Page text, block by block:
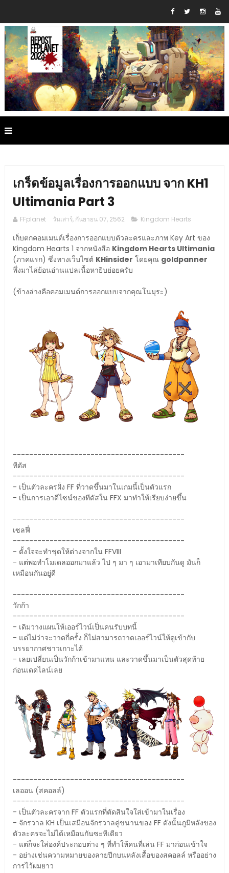
เกร็ดข้อมูลเรื่องการออกแบบ จาก KH1
Ultimania Part 3
FFplanet วันเสาร์, กันยายน 07, 2562 Kingdom Hearts
เก็บตกคอมเมนต์เรื่องการออกแบบตัวละครและภาพ Key Art ของ
Kingdom Hearts 1 จากหนังสือ Kingdom Hearts Ultimania
(ภาคแรก) ซึ่งทางเว็บไซต์ KHinsider โดยคุณ goldpanner
พึ่งมาไล่ย้อนอ่านแปลเนื้อหายิบย่อยครับ
(ข้างล่างคือคอมเมนต์การออกแบบจากคุณโนมุระ)
------------------------------------------
ทีดัส
------------------------------------------
- เป็นตัวละครฝั่ง FF ที่วาดขึ้นมาในเกมนี้เป็นตัวแรก
- เป็นการเอาดีไซน์ของทีดัสใน FFX มาทำให้เรียบง่ายขึ้น
------------------------------------------
เซลฟี่
------------------------------------------
- ตั้งใจจะทำชุดให้ต่างจากใน FFVIII
- แต่พอทำโมเดลออกมาแล้ว ไป ๆ มา ๆ เอามาเทียบกันดู มันก็
เหมือนกันอยู่ดี
------------------------------------------
วักก้า
------------------------------------------
- เดิมวางแผนให้เออร์ไวน์เป็นคนรับบทนี้
- แต่ไม่ว่าจะวาดกี่ครั้ง ก็ไม่สามารถวาดเออร์ไวน์ให้ดูเข้ากับ
บรรยากาศชาวเกาะได้
- เลยเปลี่ยนเป็นวักก้าเข้ามาแทน และวาดขึ้นมาเป็นตัวสุดท้าย
ก่อนเดดไลน์เลย
------------------------------------------
เลออน (สคอลล์)
------------------------------------------
- เป็นตัวละครจาก FF ตัวแรกที่ตัดสินใจใส่เข้ามาในเรื่อง
- จักรวาล KH เป็นเสมือนจักรวาลคู่ขนานของ FF ดังนั้นภูมิหลังของ
ตัวละครจะไม่ได้เหมือนกันซะทีเดียว
- แต่ก็จะใส่องค์ประกอบต่าง ๆ ที่ทำให้คนที่เล่น FF มาก่อนเข้าใจ
- อย่างเช่นความหมายของลายปีกบนหลังเสื้อของสคอลล์ หรืออย่าง
การไว้ผมยาว